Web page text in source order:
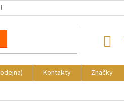
REKLAMACE
Kontakty
Značky